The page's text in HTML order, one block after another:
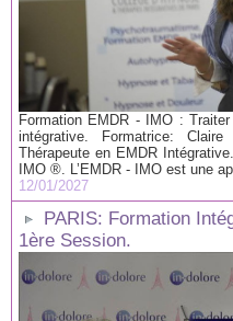
Formation EMDR - IMO :
intégrative. Formatrice: Claire
Thérapeute en EMDR
IMO ®. L’EMDR - IMO est une
12/01/2027
PARIS: Formation
1ère Session.